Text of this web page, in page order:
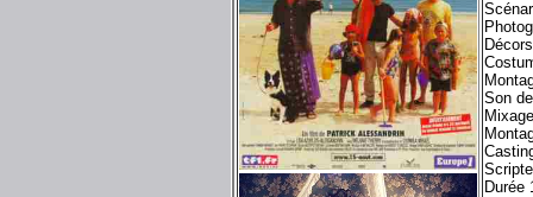
Son
Durée